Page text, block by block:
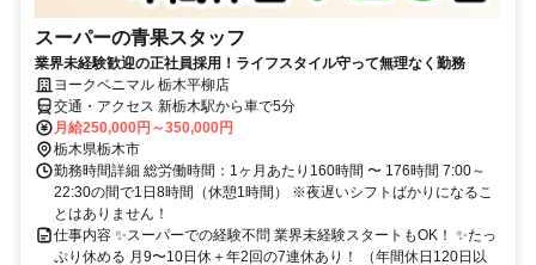
スーパーの青果スタッフ
業界未経験歓迎の正社員採用！ライフスタイル守って無理なく勤務
ヨークベニマル 栃木平柳店
交通・アクセス 新栃木駅から車で5分
月給250,000円～350,000円
栃木県栃木市
勤務時間詳細 総労働時間：1ヶ月あたり160時間 〜 176時間 7:00～
22:30の間で1日8時間（休憩1時間） ※夜遅いシフトばかりになるこ
とはありません！
仕事内容 ✨スーパーでの経験不問 業界未経験スタートもOK！ ✨たっ
ぷり休める 月9〜10日休＋年2回の7連休あり！ （年間休日120日以